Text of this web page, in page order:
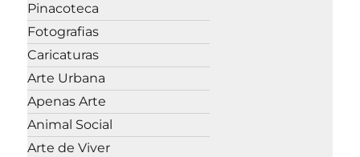
Pinacoteca
Fotografias
Caricaturas
Arte Urbana
Apenas Arte
Animal Social
Arte de Viver